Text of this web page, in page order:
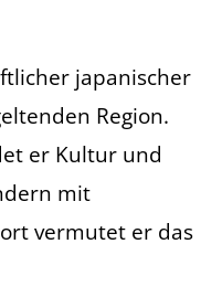
japanischer
Region.
er Kultur und
mit
vermutet er das